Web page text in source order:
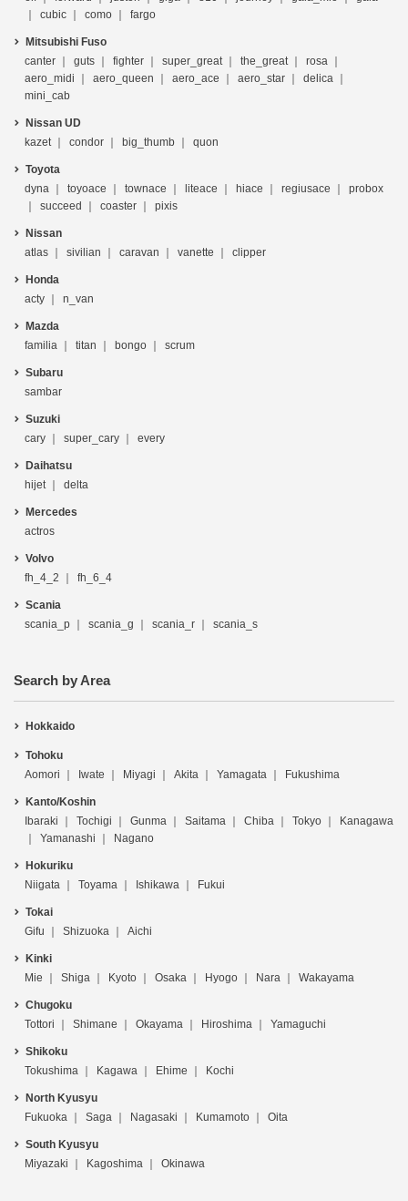
cubic
como fargo
Mitsubishi Fuso
canter
guts fighter super_great the_great
rosa
aero_midi
aero_queen aero_ace aero_star
delica
mini_cab
Nissan UD
kazet
condor big_thumb quon
Toyota
dyna
toyoace townace liteace hiace regiusace
probox
succeed
coaster pixis
Nissan
atlas
sivilian caravan vanette clipper
Honda
acty
n_van
Mazda
familia
titan bongo scrum
Subaru
sambar
Suzuki
cary
super_cary every
Daihatsu
hijet
delta
Mercedes
actros
Volvo
fh_4_2
fh_6_4
Scania
scania_p
scania_g scania_r scania_s
Search by Area
Hokkaido
Tohoku
Aomori
Iwate Miyagi Akita Yamagata Fukushima
Kanto/Koshin
Ibaraki
Tochigi Gunma Saitama Chiba Tokyo
Kanagawa
Yamanashi
Nagano
Hokuriku
Niigata
Toyama Ishikawa Fukui
Tokai
Gifu
Shizuoka Aichi
Kinki
Mie
Shiga Kyoto Osaka Hyogo Nara Wakayama
Chugoku
Tottori
Shimane Okayama Hiroshima Yamaguchi
Shikoku
Tokushima
Kagawa Ehime Kochi
North Kyusyu
Fukuoka
Saga Nagasaki Kumamoto Oita
South Kyusyu
Miyazaki
Kagoshima Okinawa